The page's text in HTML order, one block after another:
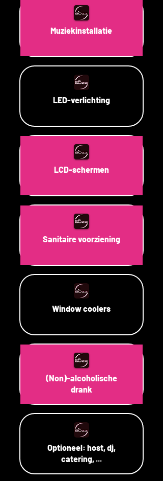
Muziekinstallatie
LED-verlichting
LCD-schermen
Sanitaire voorziening
Window coolers
(Non)-alcoholische
drank
Optioneel: host, dj,
catering, ...